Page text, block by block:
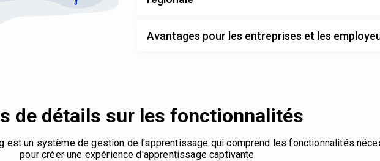
Avantages pour les entreprises et les
de détails sur les fonctionnalités
est un système de gestion de l'apprentissage qui comprend les fonctionnalités
pour créer une expérience d'apprentissage captivante